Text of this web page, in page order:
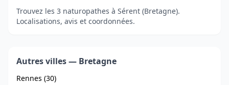
Trouvez les 3 naturopathes à Sérent (Bretagne).
Localisations, avis et coordonnées.
Autres villes — Bretagne
Rennes (30)